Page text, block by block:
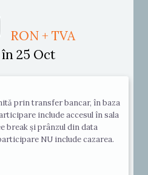
RON + TVA
25 Oct
prin transfer bancar, în baza
include accesul în sala
break și prânzul din data
NU include cazarea.